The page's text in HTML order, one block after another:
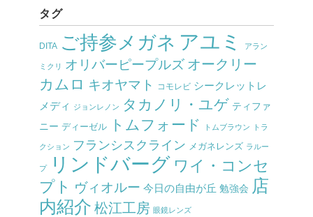
タグ
DITA ご持参メガネ アユミ アラン
ミクリ オリバーピープルズ オークリー
カムロ キオヤマト コモレビ シークレットレ
メディ
ジョンレノン タカノリ・ユゲ ティファ
ニー ディーゼル トムフォード トムブラウン トラ
クション フランシスクライン メガネレンズ ラルー
プ リンドバーグ ワイ・コンセ
プト ヴィオルー 今日の自由が丘 勉強会 店
内紹介 松江工房 眼鏡レンズ